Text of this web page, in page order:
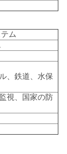
ム
、鉄道、水保
視、国家の防